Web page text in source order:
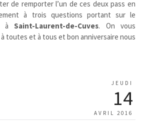
de remporter l’un de ces deux pass en
à trois questions portant sur le
àSaint-Laurent-de-Cuves. On vous
toutes et à tous et bon anniversaire nous
JEUDI
14
AVRIL 2016